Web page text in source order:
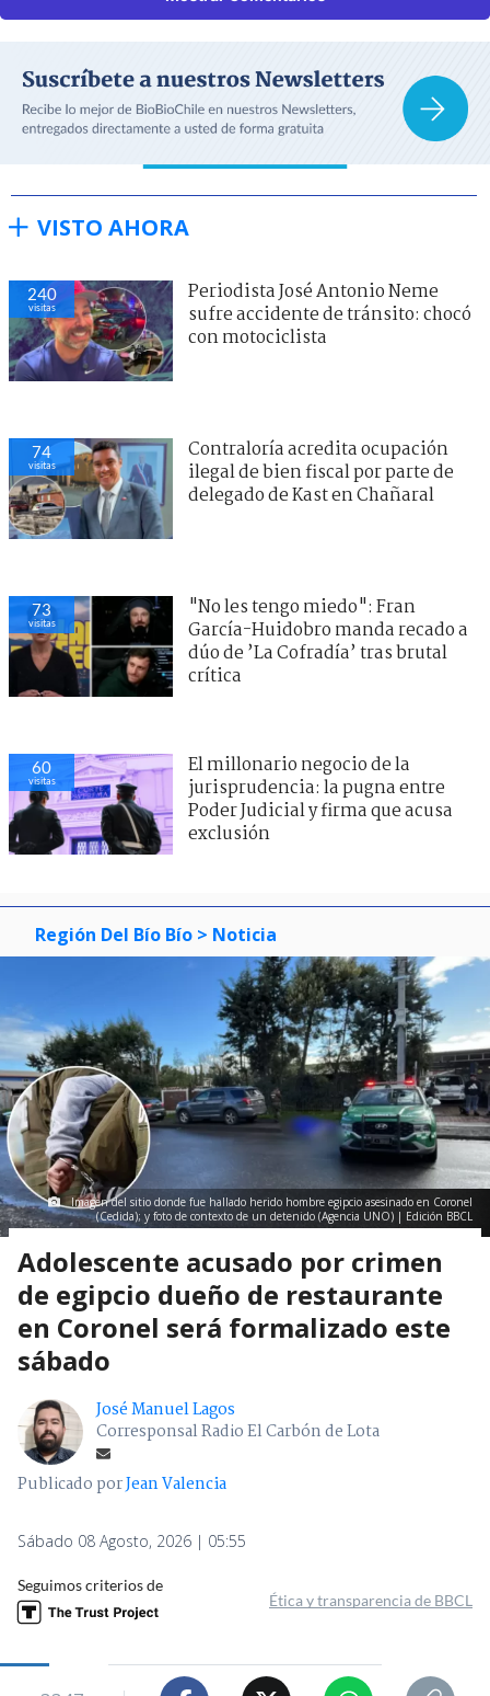
VISTO AHORA
240
visitas
Periodista José Antonio Neme
sufre accidente de tránsito: chocó
con motociclista
74
visitas
Contraloría acredita ocupación
ilegal de bien fiscal por parte de
delegado de Kast en Chañaral
73
visitas
"No les tengo miedo": Fran
García-Huidobro manda recado a
dúo de ’La Cofradía’ tras brutal
crítica
60
visitas
El millonario negocio de la
jurisprudencia: la pugna entre
Poder Judicial y firma que acusa
exclusión
Región Del Bío Bío > Noticia
Imagen del sitio donde fue hallado herido hombre egipcio asesinado en Coronel
(Cedida); y foto de contexto de un detenido (Agencia UNO) | Edición BBCL
Adolescente acusado por crimen
de egipcio dueño de restaurante
en Coronel será formalizado este
sábado
José Manuel Lagos
Corresponsal Radio El Carbón de Lota
Publicado porJean Valencia
Sábado 08 Agosto, 2026 | 05:55
Seguimos criterios de
Ética y transparencia de BBCL